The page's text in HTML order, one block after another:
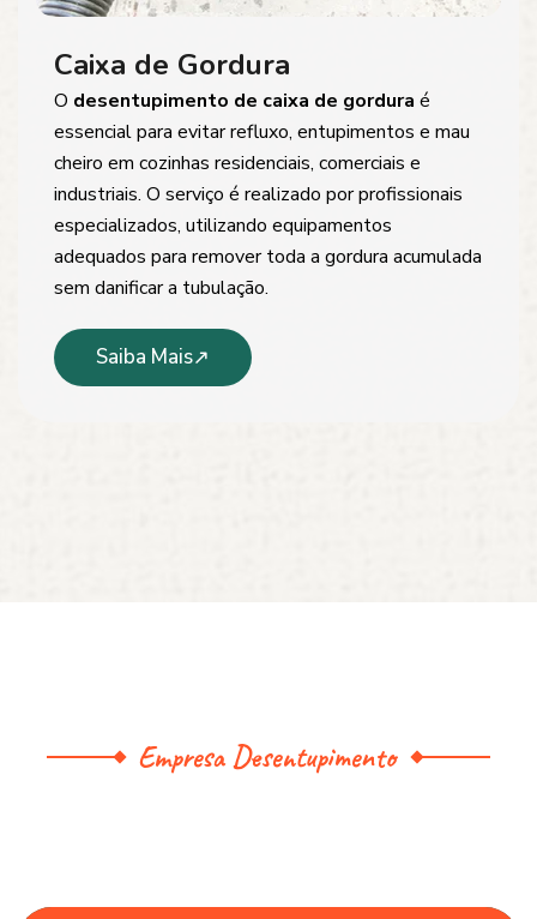
Caixa de Gordura
O desentupimento de caixa de gordura é
essencial para evitar refluxo, entupimentos e mau
cheiro em cozinhas residenciais, comerciais e
industriais. O serviço é realizado por profissionais
especializados, utilizando equipamentos
adequados para remover toda a gordura acumulada
sem danificar a tubulação.
Saiba Mais
Empresa Desentupimento